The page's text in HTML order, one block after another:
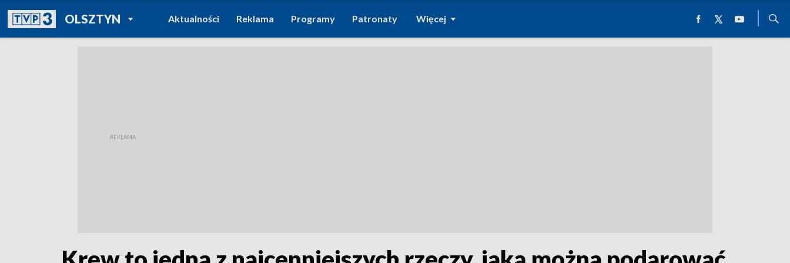
OLSZTYNPOWRÓT DO
TVP REGIONY
Aktualności Reklama Programy Patronaty Więcej